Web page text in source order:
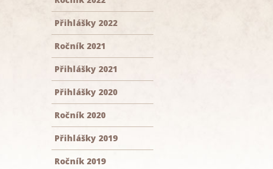
Přihlášky 2022
Ročník 2021
Přihlášky 2021
Přihlášky 2020
Ročník 2020
Přihlášky 2019
Ročník 2019